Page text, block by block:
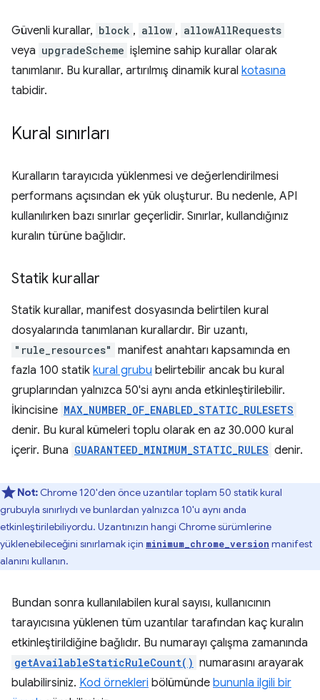
Güvenli kurallar, block , allow , allowAllRequests
veya upgradeScheme işlemine sahip kurallar olarak
tanımlanır. Bu kurallar, artırılmış dinamik kural kotasına
tabidir.
Kural sınırları
Kuralların tarayıcıda yüklenmesi ve değerlendirilmesi
performans açısından ek yük oluşturur. Bu nedenle, API
kullanılırken bazı sınırlar geçerlidir. Sınırlar, kullandığınız
kuralın türüne bağlıdır.
Statik kurallar
Statik kurallar, manifest dosyasında belirtilen kural
dosyalarında tanımlanan kurallardır. Bir uzantı,
"rule_resources" manifest anahtarı kapsamında en
fazla 100 statik kural grubu belirtebilir ancak bu kural
gruplarından yalnızca 50'si aynı anda etkinleştirilebilir.
İkincisine MAX_NUMBER_OF_ENABLED_STATIC_RULESETS
denir. Bu kural kümeleri toplu olarak en az 30.000 kural
içerir. Buna GUARANTEED_MINIMUM_STATIC_RULES denir.
Not: Chrome 120'den önce uzantılar toplam 50 statik kural
grubuyla sınırlıydı ve bunlardan yalnızca 10'u aynı anda
etkinleştirilebiliyordu. Uzantınızın hangi Chrome sürümlerine
yüklenebileceğini sınırlamak için minimum_chrome_version manifest
alanını kullanın.
Bundan sonra kullanılabilen kural sayısı, kullanıcının
tarayıcısına yüklenen tüm uzantılar tarafından kaç kuralın
etkinleştirildiğine bağlıdır. Bu numarayı çalışma zamanında
getAvailableStaticRuleCount() numarasını arayarak
bulabilirsiniz. Kod örnekleri bölümünde bununla ilgili bir